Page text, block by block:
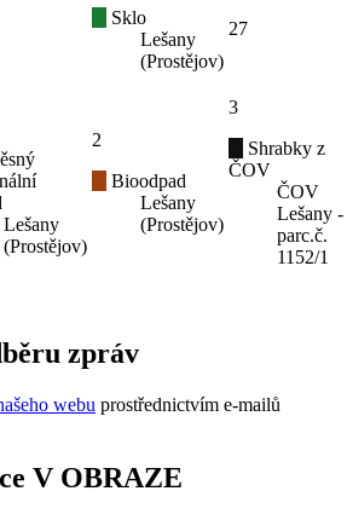
Sklo
Lešany
(Prostějov)
27
Lešany
(Prostějov)
2
Bioodpad
Lešany
(Prostějov)
3
Shrabky z
ČOV
ČOV
Lešany -
parc.č.
1152/1
zpráv
webu prostřednictvím e-mailů
V OBRAZE